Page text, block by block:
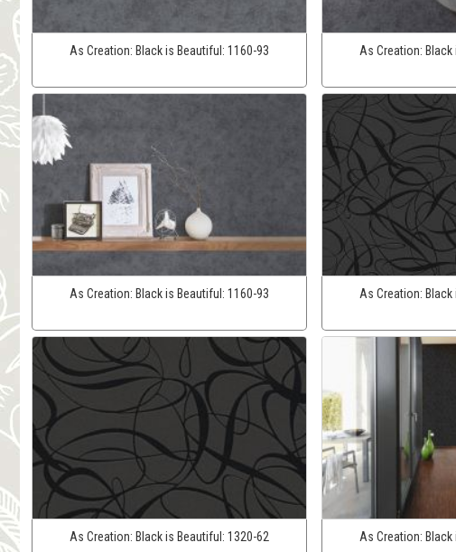
As Creation: Black is Beautiful: 1160-93 As Creation: Black
As Creation: Black is Beautiful: 1160-93 As Creation:
As Creation: Black is Beautiful: 1320-62 As Creation: